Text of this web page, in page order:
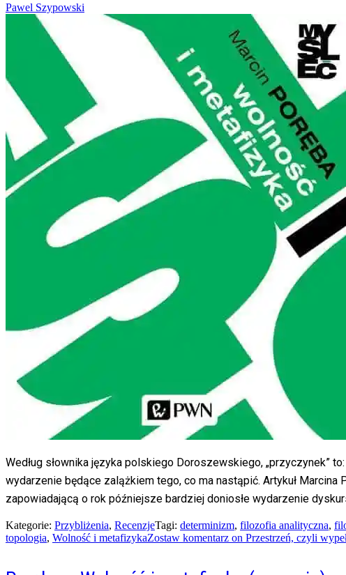
Posted
27/05/2018
Pawel Szypowski
Według słownika języka polskiego Doroszewskiego, „przyczynek”
wydarzenie będące zalążkiem tego, co ma nastąpić. Artykuł
zapowiadającą o rok późniejsze bardziej doniosłe wydarzenie
Kategorie: Przybliżenia, RecenzjeTagi: determinizm, filozofia analityczna,
topologia, Wolność i metafizykaZostaw komentarz on Przestrzeń, czyli